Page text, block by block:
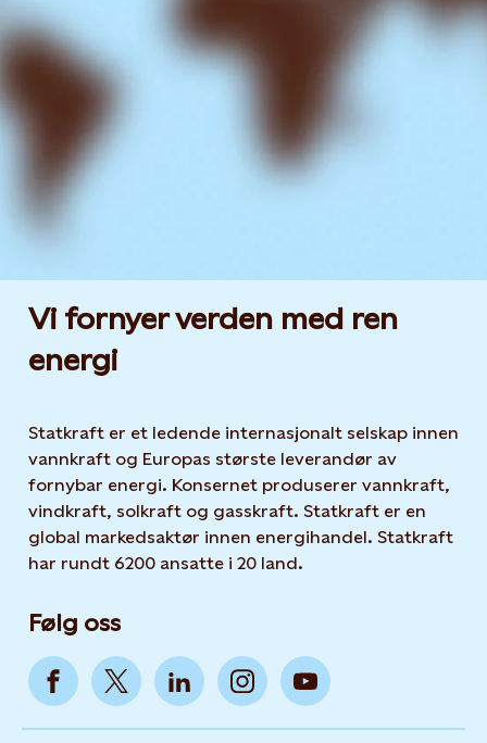
Vi fornyer verden med ren
energi
Statkraft er et ledende internasjonalt selskap innen
vannkraft og Europas største leverandør av
fornybar energi. Konsernet produserer vannkraft,
vindkraft, solkraft og gasskraft. Statkraft er en
global markedsaktør innen energihandel. Statkraft
har rundt 6200 ansatte i 20 land.
Følg oss